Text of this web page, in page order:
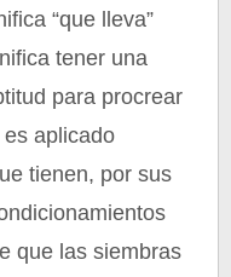
“que lleva”
tener una
para procrear
aplicado
tienen, por sus
que las siembras